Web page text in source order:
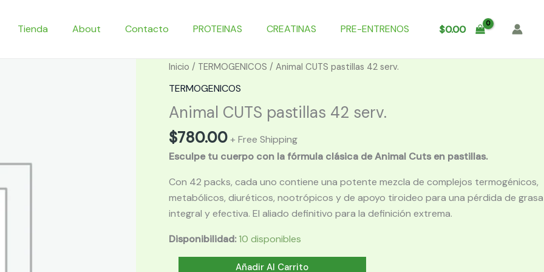
Tienda About Contacto PROTEINAS CREATINAS PRE-ENTRENOS $0.00
Inicio / TERMOGENICOS / Animal CUTS pastillas 42 serv.
TERMOGENICOS
Animal CUTS pastillas 42 serv.
$780.00 + Free Shipping
Esculpe tu cuerpo con la fórmula clásica de Animal Cuts en pastillas.
Con 42 packs, cada uno contiene una potente mezcla de complejos termogénicos,
metabólicos, diuréticos, nootrópicos y de apoyo tiroideo para una pérdida de grasa
integral y efectiva. El aliado definitivo para la definición extrema.
Disponibilidad: 10 disponibles
Añadir Al Carrito